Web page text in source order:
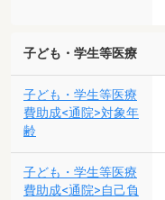
子ども・学生等医療
子ども・学生等医療
費助成<通院>対象年
齢
子ども・学生等医療
費助成<通院>自己負